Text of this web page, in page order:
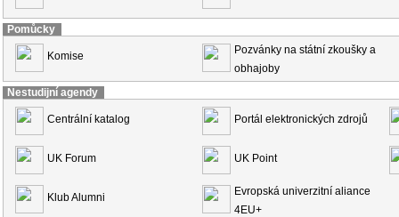
Pomůcky
Komise
Pozvánky na státní zkoušky a
obhajoby
Nestudijní agendy
Centrální katalog Portál elektronických zdrojů
UK Forum UK Point
Klub Alumni
Evropská univerzitní aliance
4EU+